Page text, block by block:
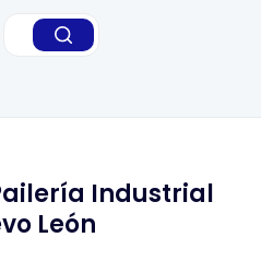
Industrial
León